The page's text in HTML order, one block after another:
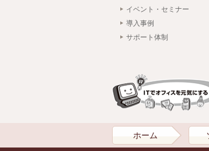
イベント・セミナー
導入事例
サポート体制
ホーム